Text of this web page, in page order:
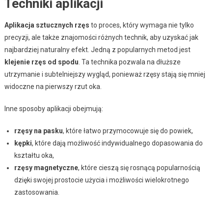
Techniki aplikacji
Aplikacja sztucznych rzęs to proces, który wymaga nie tylko
precyzji, ale także znajomości różnych technik, aby uzyskać jak
najbardziej naturalny efekt. Jedną z popularnych metod jest
klejenie rzęs od spodu . Ta technika pozwala na dłuższe
utrzymanie i subtelniejszy wygląd, ponieważ rzęsy stają się mniej
widoczne na pierwszy rzut oka.
Inne sposoby aplikacji obejmują:
rzęsy na pasku, które łatwo przymocowuje się do powiek,
kępki, które dają możliwość indywidualnego dopasowania do
kształtu oka,
rzęsy magnetyczne, które cieszą się rosnącą popularnością
dzięki swojej prostocie użycia i możliwości wielokrotnego
zastosowania.